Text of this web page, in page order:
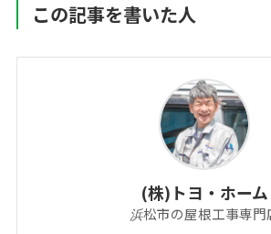
この記事を書いた人
(株)トヨ・ホーム
浜松市の屋根工事専門